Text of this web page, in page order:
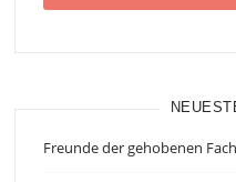
Freunde der gehobenen